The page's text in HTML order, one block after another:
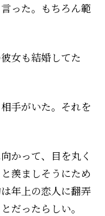
った。もちろん範
女も結婚してた
手がいた。それを
かって、目を丸く
羨ましそうにため
年上の恋人に翻弄
だったらしい。